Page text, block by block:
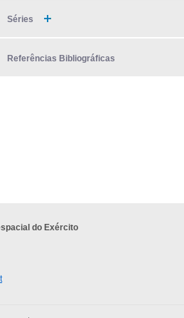
Séries
Referências Bibliográficas
do Exército